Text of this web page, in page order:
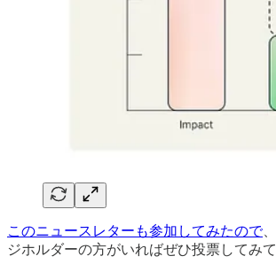
このニュースレターも参加してみたので
ジホルダーの方がいればぜひ投票してみて